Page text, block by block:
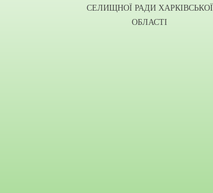
СЕЛИЩНОЇ РАДИ ХАРКІВСЬКОЇ
ОБЛАСТІ